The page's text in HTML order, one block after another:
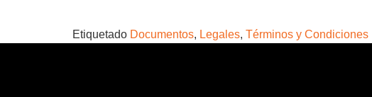
Etiquetado Documentos, Legales, Términos y Condiciones